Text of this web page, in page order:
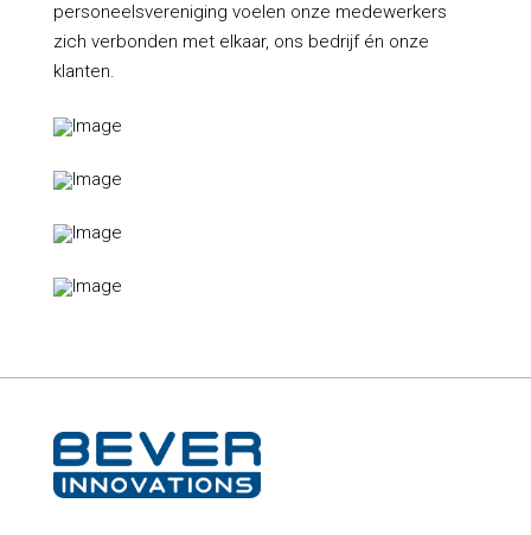
personeelsvereniging voelen onze medewerkers
zich verbonden met elkaar, ons bedrijf én onze
klanten.